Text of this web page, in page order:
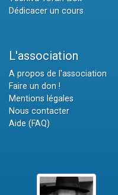
Dédicacer un cours
L'association
A propos de l'association
Faire un don !
Mentions légales
Nous contacter
Aide (FAQ)